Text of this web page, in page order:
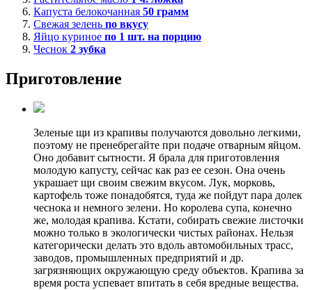
Капуста белокочанная 50 грамм
Свежая зелень по вкусу
Яйцо куриное по 1 шт. на порцию
Чеснок 2 зубка
Приготовление
Зеленые щи из крапивы получаются довольно легкими,
поэтому не пренебрегайте при подаче отварным яйцом.
Оно добавит сытности. Я брала для приготовления
молодую капусту, сейчас как раз ее сезон. Она очень
украшает щи своим свежим вкусом. Лук, морковь,
картофель тоже понадобятся, туда же пойдут пара долек
чеснока и немного зелени. Но королева супа, конечно
же, молодая крапива. Кстати, собирать свежие листочки
можно только в экологически чистых районах. Нельзя
категорически делать это вдоль автомобильных трасс,
заводов, промышленных предприятий и др.
загрязняющих окружающую среду объектов. Крапива за
время роста успевает впитать в себя вредные вещества.